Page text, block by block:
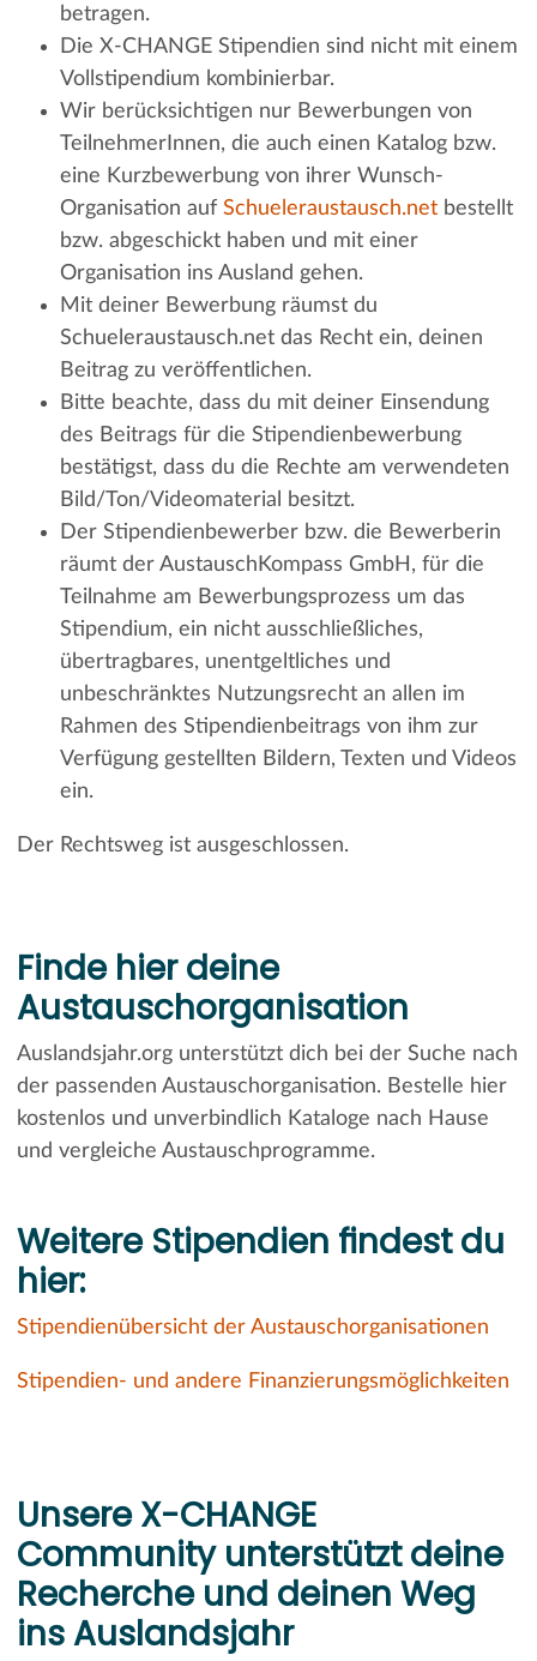
betragen.
Die X-CHANGE Stipendien sind nicht mit einem
Vollstipendium kombinierbar.
Wir berücksichtigen nur Bewerbungen von
TeilnehmerInnen, die auch einen Katalog bzw.
eine Kurzbewerbung von ihrer Wunsch-
Organisation auf Schueleraustausch.netbestellt
bzw. abgeschickt haben und mit einer
Organisation ins Ausland gehen.
Mit deiner Bewerbung räumst du
Schueleraustausch.net das Recht ein, deinen
Beitrag zu veröffentlichen.
Bitte beachte, dass du mit deiner Einsendung
des Beitrags für die Stipendienbewerbung
bestätigst, dass du die Rechte am verwendeten
Bild/Ton/Videomaterial besitzt.
Der Stipendienbewerber bzw. die Bewerberin
räumt der AustauschKompass GmbH, für die
Teilnahme am Bewerbungsprozess um das
Stipendium, ein nicht ausschließliches,
übertragbares, unentgeltliches und
unbeschränktes Nutzungsrecht an allen im
Rahmen des Stipendienbeitrags von ihm zur
Verfügung gestellten Bildern, Texten und Videos
ein.
Der Rechtsweg ist ausgeschlossen.
Finde hier deine
Austauschorganisation
Auslandsjahr.org unterstützt dich bei der Suche nach
der passenden Austauschorganisation. Bestelle hier
kostenlos und unverbindlich Kataloge nach Hause
und vergleiche Austauschprogramme.
Weitere Stipendien findest du
hier:
Stipendienübersicht der Austauschorganisationen
Stipendien- und andere Finanzierungsmöglichkeiten
Unsere X-CHANGE
Community unterstützt deine
Recherche und deinen Weg
ins Auslandsjahr